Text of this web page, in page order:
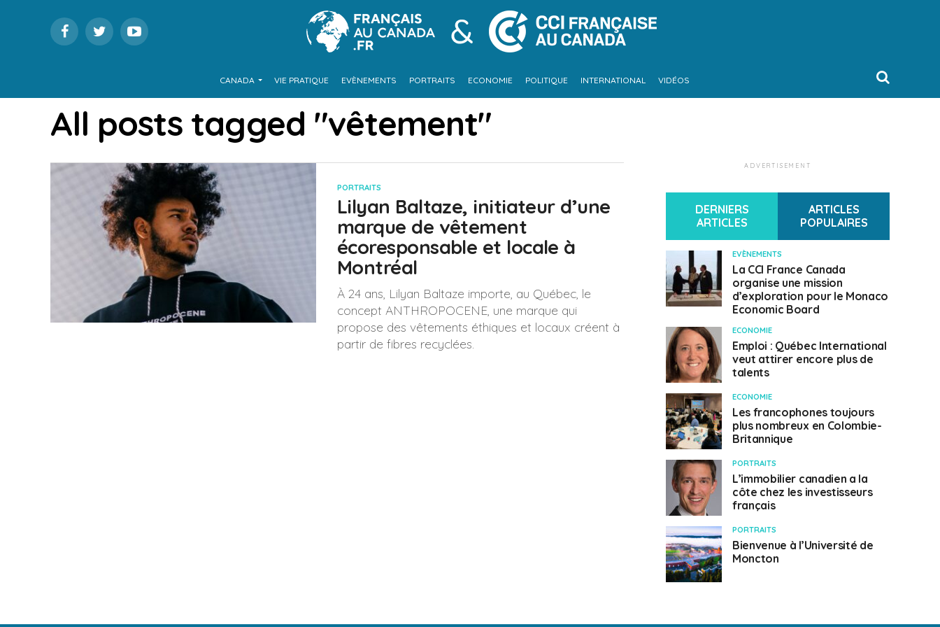
CANADA VIE PRATIQUE EVÈNEMENTS PORTRAITS ECONOMIE POLITIQUE INTERNATIONAL VIDÉOS
All posts tagged "vêtement"
PORTRAITS
Lilyan Baltaze, initiateur d’une
marque de vêtement
écoresponsable et locale à
Montréal
À 24 ans, Lilyan Baltaze importe, au Québec, le
concept ANTHROPOCENE, une marque qui
propose des vêtements éthiques et locaux créent à
partir de fibres recyclées.
ADVERTISEMENT
DERNIERS
ARTICLES
ARTICLES
POPULAIRES
EVÈNEMENTS
La CCI France Canada
organise une mission
d’exploration pour le Monaco
Economic Board
ECONOMIE
Emploi : Québec International
veut attirer encore plus de
talents
ECONOMIE
Les francophones toujours
plus nombreux en Colombie-
Britannique
PORTRAITS
L’immobilier canadien a la
côte chez les investisseurs
français
PORTRAITS
Bienvenue à l’Université de
Moncton